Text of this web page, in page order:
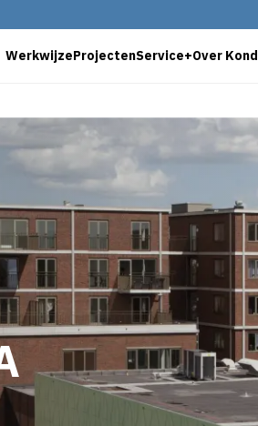
WerkwijzeProjectenService+Over